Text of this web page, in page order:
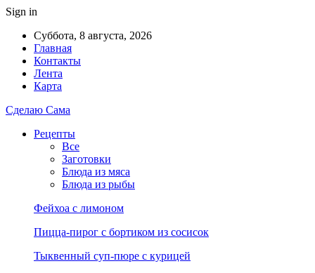
Sign in
Суббота, 8 августа, 2026
Главная
Контакты
Лента
Карта
Сделаю Сама
Рецепты
Все
Заготовки
Блюда из мяса
Блюда из рыбы
Фейхоа с лимоном
Пицца-пирог с бортиком из сосисок
Тыквенный суп-пюре с курицей